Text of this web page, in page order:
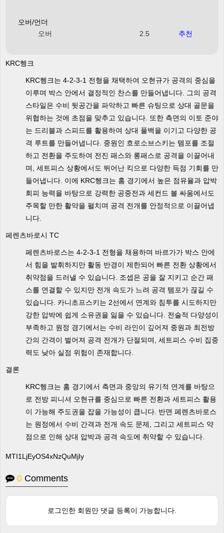
오버/언더
오버
2.5 추천
KRC헹크
KRC헹크는 4-2-3-1 전형을 채택하여 오현규가 공격의 중심을
이루며 박스 안에서 결정적인 찬스를 만들어냅니다. 그의 공격
스타일은 수비 뒷공간을 파악하고 빠른 슈팅으로 상대 골문을
위협하는 것에 초점을 맞추고 있습니다. 또한 측면의 이토 준야
는 드리블과 스피드를 활용하여 상대 풀백을 이기고 다양한 공
격 루트를 만들어냅니다. 중원인 흐로소브스키는 템포를 조절
하고 전환을 주도하여 전진 패스와 롱패스로 공격을 이끌어내
며, 세트피스 상황에서도 뛰어난 킥으로 다양한 득점 기회를 만
들어냅니다. 이에 KRC헹크는 홈 경기에서 높은 점유율과 압박
회피 능력을 바탕으로 강력한 공중전과 세컨드 볼 싸움에서도
주목할 만한 활약을 펼치며 공격 전개를 안정적으로 이끌어냅
니다.
페렌츠바로시 TC
페렌츠바로스는 4-2-3-1 전형을 채용하며 바르가가 박스 안에
서 힘을 발휘하지만 활동 반경이 제한되어 빠른 전환 상황에서
취약점을 드러낼 수 있습니다. 조셉은 공을 잘 지키고 순간 패
스를 연결할 수 있지만 전개 속도가 느려 공격 템포가 끊길 수
있습니다. 카니초프스키는 2선에서 연계와 침투를 시도하지만
강한 압박에 쉽게 소유권을 잃을 수 있습니다. 전술적 다양성이
부족하고 원정 경기에서는 수비 라인이 깊어져 중원과 최전방
간의 간격이 벌어져 공격 전개가 단절되며, 세트피스 수비 집중
력도 낮아 실점 위험이 존재합니다.
결론
KRC헹크는 홈 경기에서 측면과 중앙의 유기적 연계를 바탕으
로 전방 피니셔 오현규를 중심으로 빠른 전환과 세트피스 활용
이 가능해 주도권을 잡을 가능성이 큽니다. 반면 페렌츠바로스
는 원정에서 수비 간격과 전개 속도 문제, 그리고 세트피스 약
점으로 인해 상대 압박과 공격 속도에 취약할 수 있습니다.
MTI1LjEyOS4xNzQuMjIy
0 Comments
로그인한 회원만 댓글 등록이 가능합니다.